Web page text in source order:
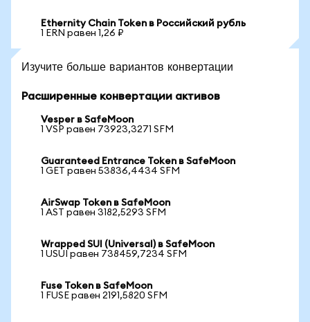
Ethernity Chain Token в Российский рубль
1 ERN равен 1,26 ₽
Изучите больше вариантов конвертации
Расширенные конвертации активов
Vesper в SafeMoon
1 VSP равен 73923,3271 SFM
Guaranteed Entrance Token в SafeMoon
1 GET равен 53836,4434 SFM
AirSwap Token в SafeMoon
1 AST равен 3182,5293 SFM
Wrapped SUI (Universal) в SafeMoon
1 USUI равен 738459,7234 SFM
Fuse Token в SafeMoon
1 FUSE равен 2191,5820 SFM